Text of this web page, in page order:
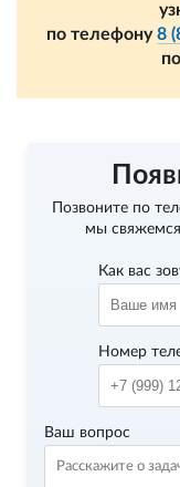
по телефону8
Позвоните по
мы свяжемся
Как вас
Номер
Ваш вопрос